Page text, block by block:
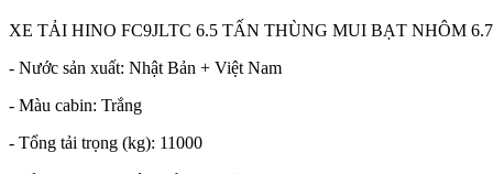
XE TẢI HINO FC9JLTC 6.5 TẤN THÙNG MUI BẠT NHÔM
- Nước sản xuất: Nhật Bản + Việt Nam
- Màu cabin: Trắng
- Tổng tải trọng (kg): 11000